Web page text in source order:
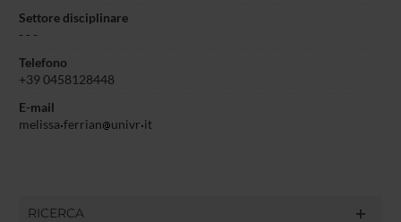
Settore disciplinare
- - -
Telefono
+39 0458128448
E-mail
melissa ferrian univr it
RICERCA